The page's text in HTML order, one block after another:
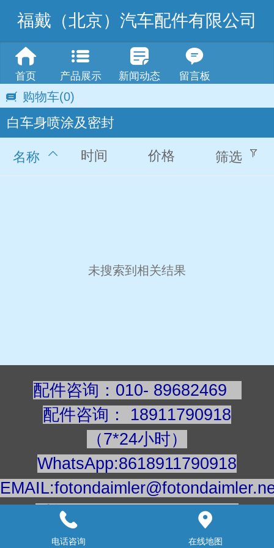
福戴（北京）汽车配件有限公司
首页 产品展示 新闻动态 留言板
购物车(0)
白车身喷涂及密封
名称 时间 价格 筛选
未搜索到相关结果
配件咨询：010- 89682469
配件咨询 ： 18911790918
（7*24小时）
WhatsApp:8618911790918
手机/微信：18911790918
建议用电脑浏览更清楚
电话咨询 在线地图